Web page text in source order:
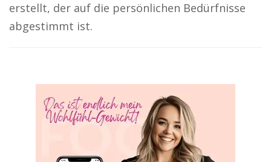
erstellt, der auf die persönlichen Bedürfnisse
abgestimmt ist.